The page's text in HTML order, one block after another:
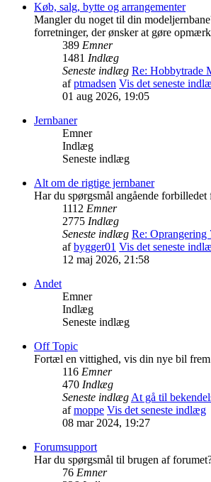
Køb, salg, bytte og arrangementer
Mangler du noget til din
forretninger, der ønsker at gøre
389 Emner
1481 Indlæg
Seneste indlæg Re: Hobbytrade
afptmadsen Vis det seneste
01 aug 2026, 19:05
Jernbaner
Emner
Indlæg
Seneste indlæg
Alt om de rigtige jernbaner
Har du spørgsmål angående
1112 Emner
2775 Indlæg
Seneste indlæg Re:
afbygger01 Vis det seneste
12 maj 2026, 21:58
Andet
Emner
Indlæg
Seneste indlæg
Off Topic
Fortæl en vittighed, vis din nye bil frem
116 Emner
470 Indlæg
Seneste indlægAt gå til
afmoppe Vis det seneste indlæg
08 mar 2024, 19:27
Forumsupport
Har du spørgsmål til brugen af
76 Emner